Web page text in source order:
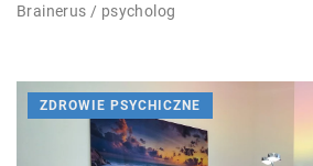
Brainerus / psycholog
ZDROWIE PSYCHICZNE